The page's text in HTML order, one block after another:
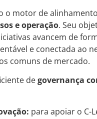
o motor de
e operação. Seu
avancem de
e conectada ao
comuns de mercado.
degovernança
para apoiar o C-